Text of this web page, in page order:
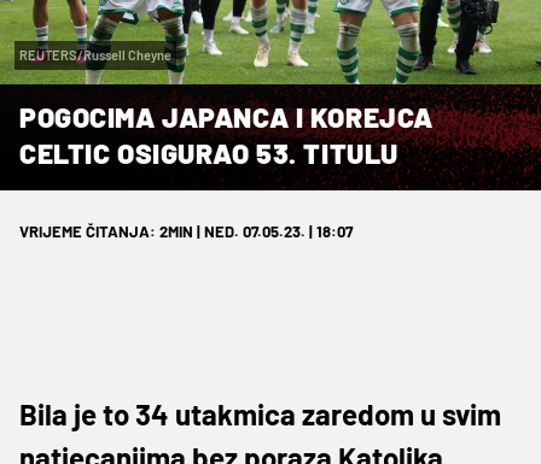
REUTERS/Russell Cheyne
POGOCIMA JAPANCA I KOREJCA
CELTIC OSIGURAO 53. TITULU
VRIJEME ČITANJA: 2MIN | NED. 07.05.23. | 18:07
Bila je to 34 utakmica zaredom u svim